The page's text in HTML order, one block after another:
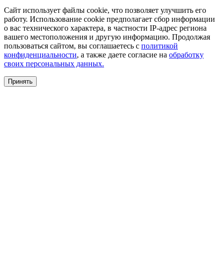
Сайт использует файлы cookie, что позволяет улучшить его
работу. Использование cookie предполагает сбор информации
о вас технического характера, в частности IP-адрес региона
вашего местоположения и другую информацию. Продолжая
пользоваться сайтом, вы соглашаетесь с политикой
конфиденциальности, а также даете согласие на обработку
своих персональных данных.
Принять